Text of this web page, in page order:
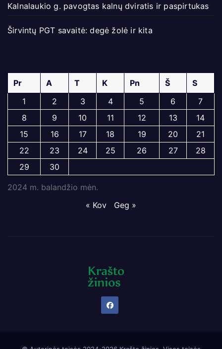
Kalnalaukio g. pavogtas kalnų dviratis ir paspirtukas
Širvintų PGT savaitė: degė žolė ir kita
2024 m. balandžio mėn.
Pr A T K Pn Š
S
1
2 3 4 5 6
7
8
9 10 11 12 13
14
15
16 17 18 19 20
21
22
23 24 25 26 27
28
29
30
« Kov Geg »